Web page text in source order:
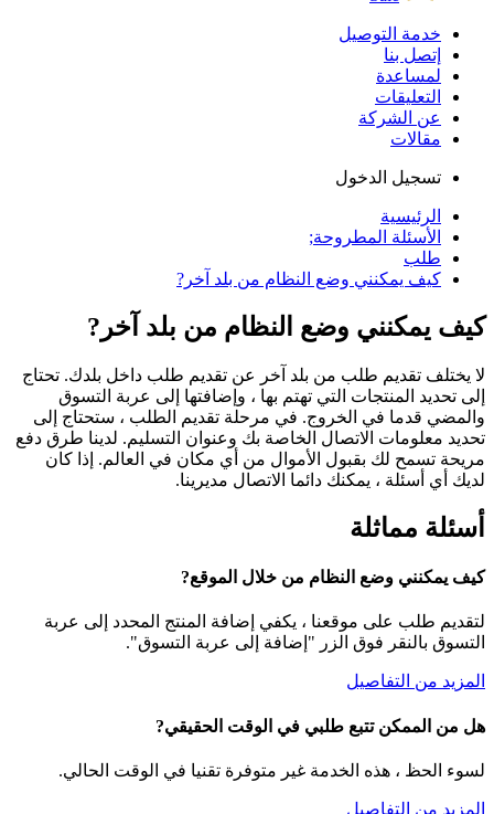
خدمة التوصيل
إتصل بنا
لمساعدة
التعليقات
عن الشركة
مقالات
تسجيل الدخول
الرئيسية
الأسئلة المطروحة;
طلب
كيف يمكنني وضع النظام من بلد آخر?
كيف يمكنني وضع النظام من بلد آخر?
لا يختلف تقديم طلب من بلد آخر عن تقديم طلب داخل بلدك. تحتاج
إلى تحديد المنتجات التي تهتم بها ، وإضافتها إلى عربة التسوق
والمضي قدما في الخروج. في مرحلة تقديم الطلب ، ستحتاج إلى
تحديد معلومات الاتصال الخاصة بك وعنوان التسليم. لدينا طرق دفع
مريحة تسمح لك بقبول الأموال من أي مكان في العالم. إذا كان
لديك أي أسئلة ، يمكنك دائما الاتصال مديرينا.
أسئلة مماثلة
كيف يمكنني وضع النظام من خلال الموقع?
لتقديم طلب على موقعنا ، يكفي إضافة المنتج المحدد إلى عربة
التسوق بالنقر فوق الزر "إضافة إلى عربة التسوق".
المزيد من التفاصيل
هل من الممكن تتبع طلبي في الوقت الحقيقي?
لسوء الحظ ، هذه الخدمة غير متوفرة تقنيا في الوقت الحالي.
المزيد من التفاصيل